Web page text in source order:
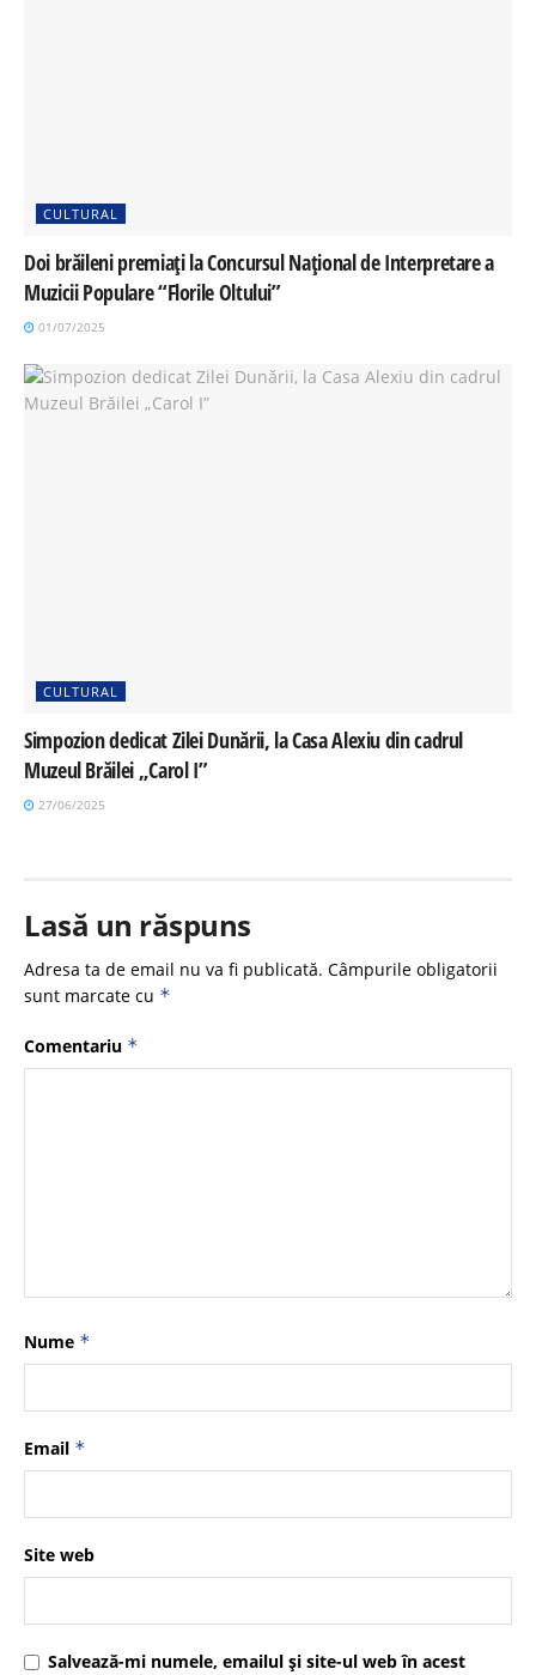
CULTURAL
Doi brăileni premiați la Concursul Național de Interpretare a
Muzicii Populare “Florile Oltului”
01/07/2025
CULTURAL
Simpozion dedicat Zilei Dunării, la Casa Alexiu din cadrul
Muzeul Brăilei „Carol I”
27/06/2025
Lasă un răspuns
Adresa ta de email nu va fi publicată. Câmpurile obligatorii
sunt marcate cu *
Comentariu *
Nume *
Email *
Site web
Salvează-mi numele, emailul și site-ul web în acest